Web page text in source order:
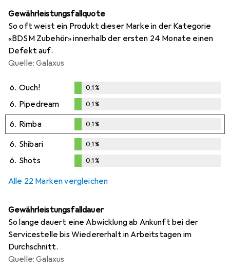
Gewährleistungsfallquote
So oft weist ein Produkt dieser Marke in der Kategorie
«BDSM Zubehör» innerhalb der ersten 24 Monate einen
Defekt auf.
Quelle: Galaxus
6. Ouch!
%
0,1%
6. Pipedream
0,1%
0,1%
6. Rimba
0,1%
0,1%
6. Shibari
%
0,1%
6. Shots 0,1%
Alle 22 Marken vergleichen
Gewährleistungsfalldauer
So lange dauert eine Abwicklung ab Ankunft bei der
Servicestelle bis Wiedererhalt in Arbeitstagen im
Durchschnitt.
Quelle: Galaxus